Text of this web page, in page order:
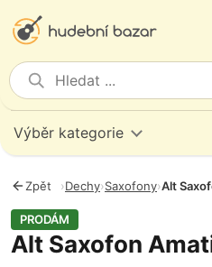
Výběr kategorie
Zpět ›Dechy›Saxofony›Alt
PRODÁM
Alt Saxofon